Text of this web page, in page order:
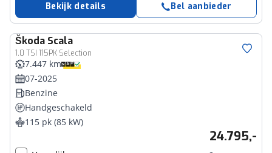
Bekijk details Bel aanbieder
Škoda Scala
1.0 TSI 115PK Selection
7.447 km
07-2025
Benzine
Handgeschakeld
115 pk (85 kW)
24.795,-